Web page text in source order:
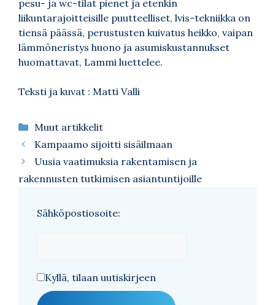
pesu- ja wc-tilat pienet ja etenkin
liikuntarajoitteisille puutteelliset, lvis-tekniikka on
tiensä päässä, perustusten kuivatus heikko, vaipan
lämmöneristys huono ja asumiskustannukset
huomattavat, Lammi luettelee.
Teksti ja kuvat : Matti Valli
Kategoriat
Muut artikkelit
Kampaamo sijoitti sisäilmaan
Uusia vaatimuksia rakentamisen ja
rakennusten tutkimisen asiantuntijoille
Sähköpostiosoite:
Kyllä, tilaan uutiskirjeen